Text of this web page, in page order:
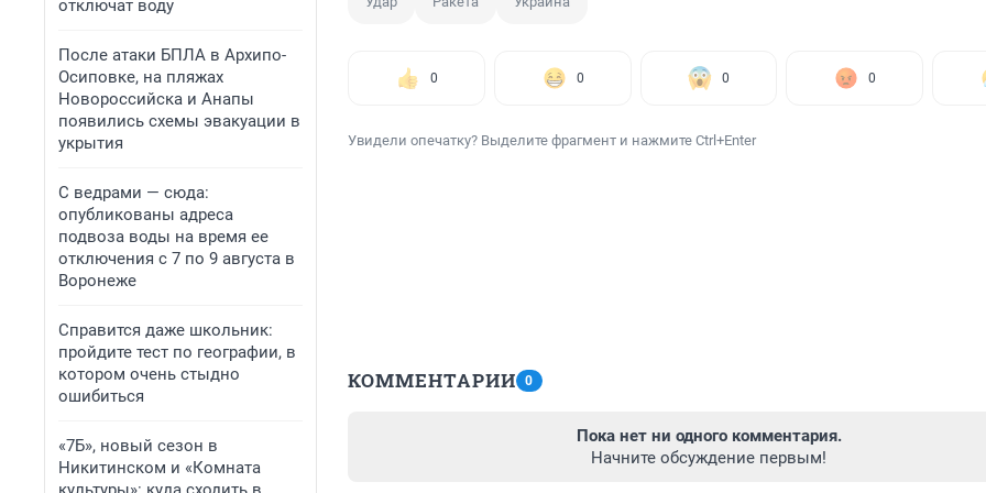
отключат воду
После атаки БПЛА в Архипо-
Осиповке, на пляжах
Новороссийска и Анапы
появились схемы эвакуации в
укрытия
С ведрами — сюда:
опубликованы адреса
подвоза воды на время ее
отключения с 7 по 9 августа в
Воронеже
Справится даже школьник:
пройдите тест по географии, в
котором очень стыдно
ошибиться
«7Б», новый сезон в
Никитинском и «Комната
0 0 0 0
Увидели опечатку? Выделите фрагмент и нажмите Ctrl+Enter
КОММЕНТАРИИ 0
Пока нет ни одного комментария.
Начните обсуждение первым!